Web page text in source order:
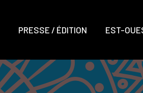
PRESSE / ÉDITION EST-